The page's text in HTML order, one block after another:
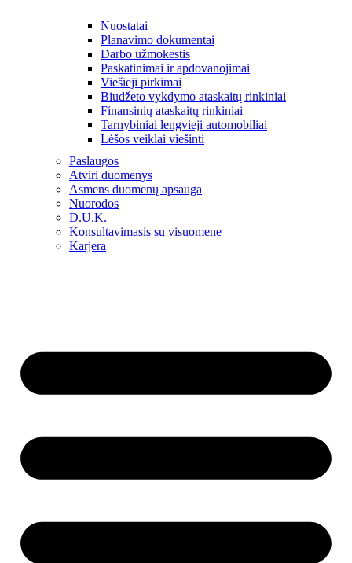
Nuostatai
Planavimo dokumentai
Darbo užmokestis
Paskatinimai ir apdovanojimai
Viešieji pirkimai
Biudžeto vykdymo ataskaitų rinkiniai
Finansinių ataskaitų rinkiniai
Tarnybiniai lengvieji automobiliai
Lėšos veiklai viešinti
Paslaugos
Atviri duomenys
Asmens duomenų apsauga
Nuorodos
D.U.K.
Konsultavimasis su visuomene
Karjera